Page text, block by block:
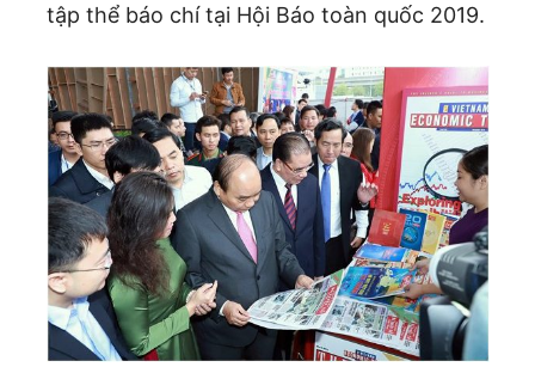
tập thể báo chí tại Hội Báo toàn quốc 2019.